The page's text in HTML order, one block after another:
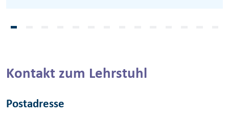
Kontakt zum Lehrstuhl
Postadresse